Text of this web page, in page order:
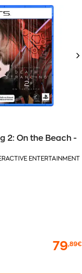
2: On the Beach -
ENTERTAINMENT
79,89€